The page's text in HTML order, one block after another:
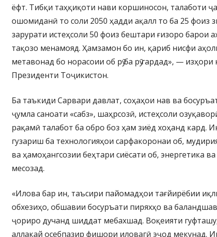
ёфт. Тибқи таҳқиқоти нави коршиносон, талаботи
ошомиданӣ то соли 2050 ҳадди ақалл то ба 25 фоиз
зарурати истеҳсоли 50 фоиз бештари ғизоро барои
тақозо менамояд. Ҳамзамон бо ин, қариб нисфи
метавонад бо норасоии об рӯ ба рӯ гардад», —
Президенти Тоҷикистон.
Ба таъкиди Сарвари давлат, соҳаҳои нав ва
ҷумла саноати «сабз», шаҳрсозӣ, истеҳсоли
рақамӣ талабот ба обро боз ҳам зиёд хоҳанд кард.
гузариш ба технологияҳои сарфакоронаи об,
ва ҳамоҳангсозии беҳтари сиёсати об, энергетика
месозад.
«Илова бар ин, таъсири пайомадҳои тағйирёбии
обхезиҳо, обшавии босуръати пиряхҳо ва
ҷориро дучанд шиддат мебахшад. Воқеияти
аллакай осебпазир фишори иловагӣ эҷод мекунад.